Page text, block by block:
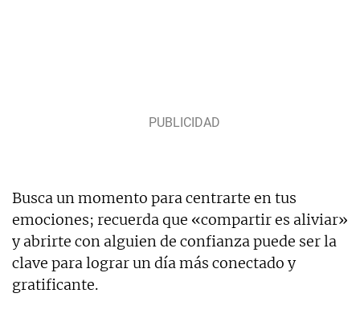
Busca un momento para centrarte en tus
emociones; recuerda que «compartir es aliviar»
y abrirte con alguien de confianza puede ser la
clave para lograr un día más conectado y
gratificante.